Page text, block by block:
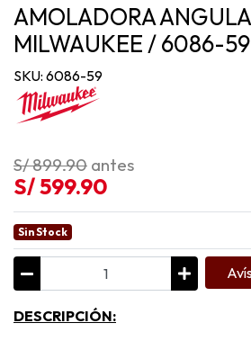
AMOLADORA
MILWAUKEE / 6086-59
SKU: 6086-59
S/ 899.90 antes
S/ 599.90
Sin Stock
DESCRIPCIÓN: